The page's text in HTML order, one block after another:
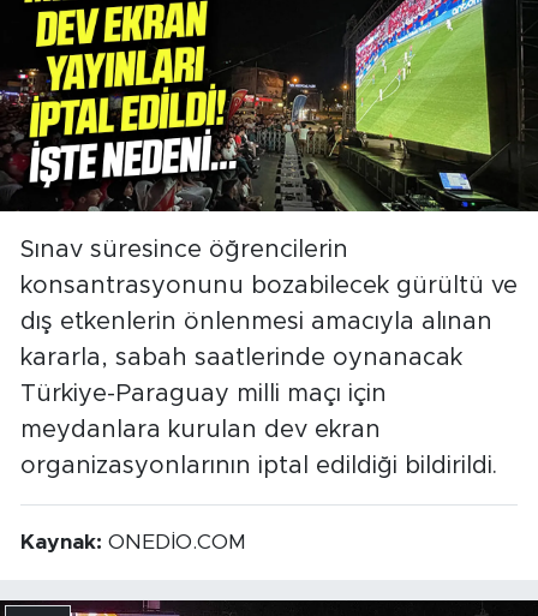
Sınav süresince öğrencilerin
konsantrasyonunu bozabilecek gürültü ve
dış etkenlerin önlenmesi amacıyla alınan
kararla, sabah saatlerinde oynanacak
Türkiye-Paraguay milli maçı için
meydanlara kurulan dev ekran
organizasyonlarının iptal edildiği bildirildi.
Kaynak: ONEDİO.COM